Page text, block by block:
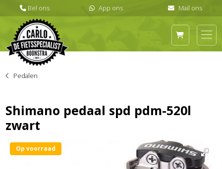
Pedalen
Shimano pedaal spd pdm-520l
zwart
Op voorraad